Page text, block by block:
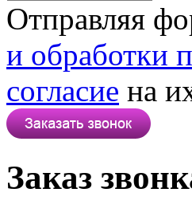
Отправляя
и обработки
согласие на
Заказ